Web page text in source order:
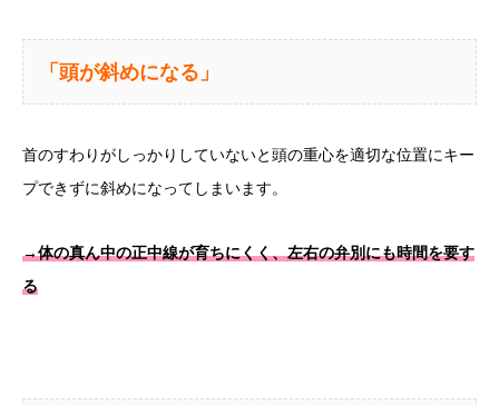
「頭が斜めになる」
首のすわりがしっかりしていないと頭の重心を適切な位置にキー
プできずに斜めになってしまいます。
→体の真ん中の正中線が育ちにくく、左右の弁別にも時間を要す
る